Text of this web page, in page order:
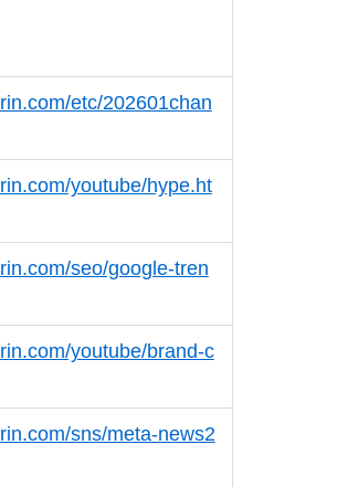
etc/202601chan
youtube/hype.ht
seo/google-tren
youtube/brand-c
sns/meta-news2